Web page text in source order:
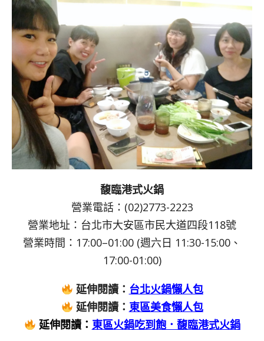
馥臨港式火鍋
營業電話：(02)2773-2223
營業地址：台北市大安區市民大道四段118號
營業時間：17:00–01:00 (週六日 11:30-15:00、
17:00-01:00)
延伸閱讀： 台北火鍋懶人包
延伸閱讀： 東區美食懶人包
延伸閱讀： 東區火鍋吃到飽．馥臨港式火鍋